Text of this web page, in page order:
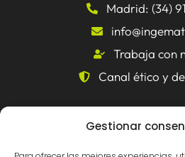
Gestionar
Madrid: (34)
Trabaja con
Canal ético y